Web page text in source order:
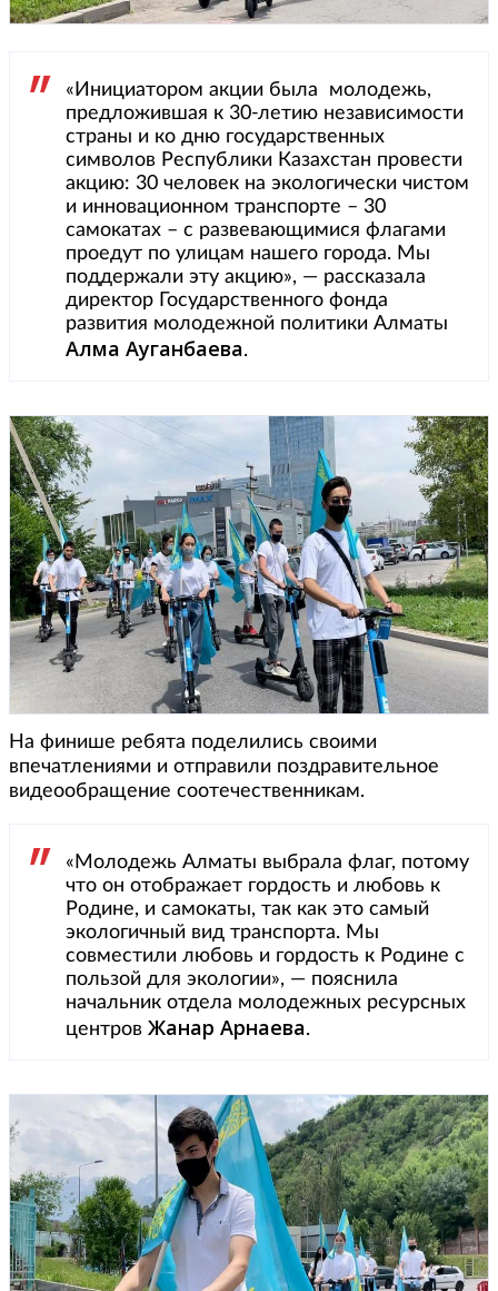
«Инициатором акции была молодежь,
предложившая к 30-летию независимости
страны и ко дню государственных
символов Республики Казахстан провести
акцию: 30 человек на экологически чистом
и инновационном транспорте – 30
самокатах – с развевающимися флагами
проедут по улицам нашего города. Мы
поддержали эту акцию», — рассказала
директор Государственного фонда
развития молодежной политики Алматы
Алма Ауганбаева.
На финише ребята поделились своими
впечатлениями и отправили поздравительное
видеообращение соотечественникам.
«Молодежь Алматы выбрала флаг, потому
что он отображает гордость и любовь к
Родине, и самокаты, так как это самый
экологичный вид транспорта. Мы
совместили любовь и гордость к Родине с
пользой для экологии», — пояснила
начальник отдела молодежных ресурсных
центров Жанар Арнаева.